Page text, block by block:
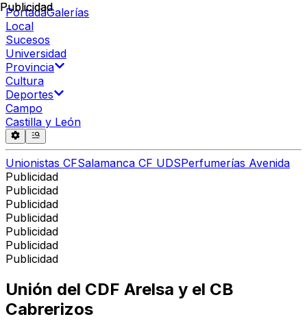
PortadaGalerías
Local
Sucesos
Universidad
Provincia
Cultura
Deportes
Campo
Castilla y León
Unionistas CFSalamanca CF UDSPerfumerías Avenida
Publicidad
Publicidad
Publicidad
Publicidad
Publicidad
Publicidad
Publicidad
Publicidad
Unión del CDF Arelsa y el CB
Cabrerizos
Publicidad